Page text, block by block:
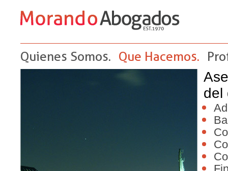
Quienes Somos. Que Hacemos.
del